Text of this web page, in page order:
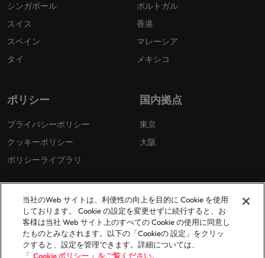
シンガポール
スイス
スペイン
タイ
ポルトガル
香港
マレーシア
メキシコ
ポリシー
プライバシーポリシー
クッキーポリシー
ポリシーライブラリ
国内拠点
東京
大阪
© 2026 Robert Walters Plc. All Rights Reserved.
当社のWeb サイトは、利便性の向上を目的に Cookie を使用
しております。 Cookie の設定を変更せずに続行すると、お
客様は当社 Web サイト上のすべての Cookie の使用に同意し
たものとみなされます。以下の「Cookieの 設定」をクリッ
クすると、設定を管理できます。詳細については、
「 Cookie ポリシー 」をご覧ください。